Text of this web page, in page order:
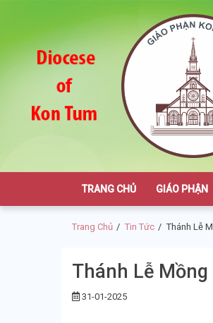
Giáo
TRANG CHỦ GIÁO PHẬN
Trang Chủ Tin Tức Thánh Lễ
Thánh Lễ Mồng
31-01-2025